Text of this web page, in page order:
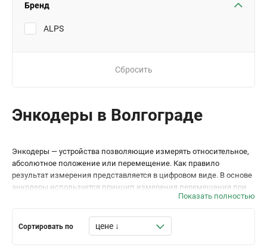
Бренд
ALPS
Сбросить
Энкодеры в Волгограде
Энкодеры — устройства позволяющие измерять относительное,
абсолютное положение или перемещение. Как правило
результат измерения представляется в цифровом виде. В основе
энкодеры используется принцип измерения перемещения при
помощи оптических или магнитных датчиков. Различают
инкрементные, детектирующих относительное изменение,
Показать полностью
Сортировать по